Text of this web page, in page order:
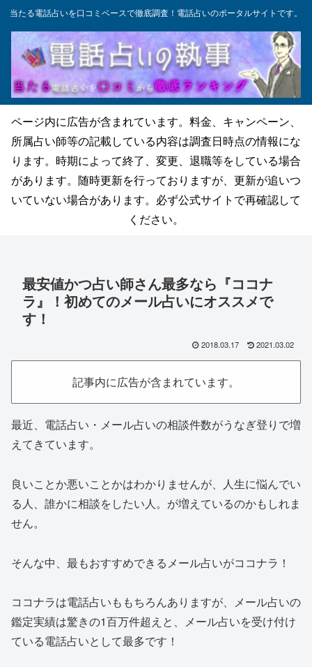
当たる電話占いを口コミベースで徹底調査！電話占いのポータルサイトです。
ページ内に広告が含まれています。料金、キャンペーン、
所属占い師等の記載している内容は調査日時点の情報にな
ります。時期によって終了、変更、退職等をしている場合
があります。随時更新を行っておりますが、更新が追いつ
いていない場合があります。必ず公式サイトで再確認して
ください。
最安値かつ占い師さん最多なら『ココナ
ラ』！初めてのメール占いにオススメで
す！
2018.03.17 2021.03.02
記事内に広告が含まれています。
最近、電話占い・メール占いの相談件数がうなぎ登りで増
えてきています。
良いことか悪いことかはわかりませんが、人生に悩んでい
る人、誰かに相談をしたい人。が増えているのかもしれま
せん。
そんな中、最もおすすめできるメール占いがココナラ！
ココナラは電話占いももちろんありますが、メール占いの
鑑定実績は驚きの1百万件超えと、メール占いを受け付け
ている電話占いとして最多です！